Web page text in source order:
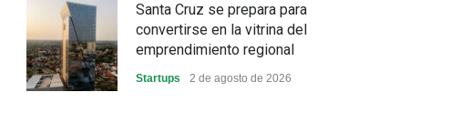
Santa Cruz se prepara para
convertirse en la vitrina del
emprendimiento regional
Startups 2 de agosto de 2026